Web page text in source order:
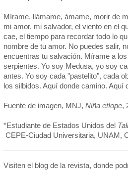
Mírame, llámame, ámame, morir de
mi amor, mi salvador, el viento en el
cae, el tiempo para recordar todo lo
nombre de tu amor. No puedes salir,
encuentras tu salvación. Mírame a
serpientes. Yo soy Medusa, yo soy
antes. Yo soy cada "pastelito", cada
los silbidos. Aquí donde camino. Aquí
Fuente de imagen, MNJ, Niña etíope,
*Estudiante de Estados Unidos del
CEPE-Ciudad Universitaria, UNAM,
Visiten el blog de la revista, donde